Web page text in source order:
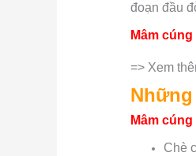
đoạn đầu
Mâm
=> Xem
Mâm
Chè